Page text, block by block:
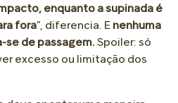
enquanto a supinada é
fora”, diferencia. E nenhuma
se de passagem. Spoiler: só
excesso ou limitação dos